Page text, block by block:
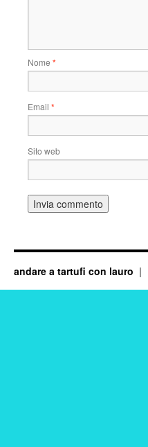
Nome *
Email *
Sito web
andare a tartufi con lauro